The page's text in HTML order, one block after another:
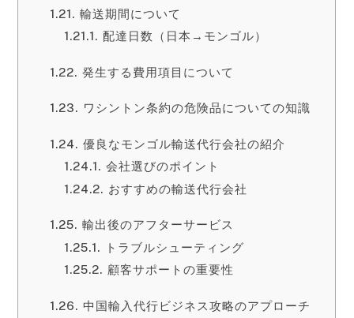
輸送期間について
配達日数（日本→モンゴル）
発生する費用項目について
ワシントン条約の危険品についての知識
優良なモンゴル輸送代行会社の紹介
会社選びのポイント
おすすめの輸送代行会社
輸出後のアフターサービス
トラブルシューティング
顧客サポートの重要性
中国輸入代行ビジネス攻略のアプローチ